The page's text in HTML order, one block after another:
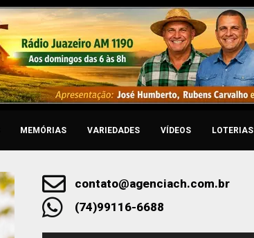
MEMÓRIAS VARIEDADES VÍDEOS LOTERIAS
contato@agenciach.com.br
(74)99116-6688